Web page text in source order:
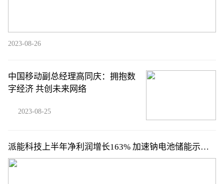
2023-08-26
中国移动副总经理高同庆：拥抱数
字经济 共创未来网络
2023-08-25
派能科技上半年净利润增长163% 加速钠电池储能示范
应用